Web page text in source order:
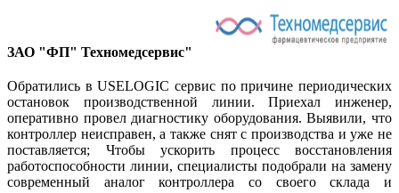
ЗАО "ФП" Техномедсервис"
Обратились в USELOGIC сервис по причине периодических
остановок производственной линии. Приехал инженер,
оперативно провел диагностику оборудования. Выявили, что
контроллер неисправен, а также снят с производства и уже не
поставляется; Чтобы ускорить процесс восстановления
работоспособности линии, специалисты подобрали на замену
современный аналог контроллера со своего склада и